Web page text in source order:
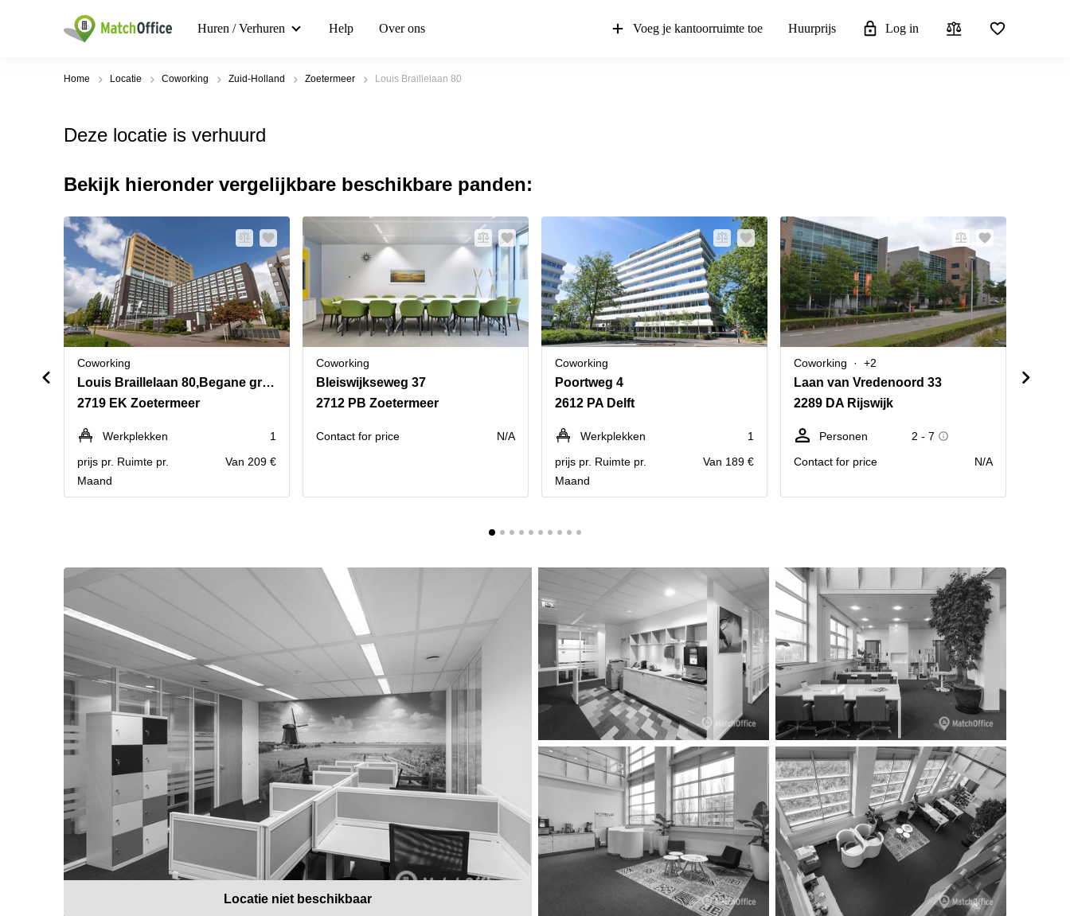
Huren / Verhuren Help Over ons Voeg je kantoorruimte toe Huurprijs Log in
Home Locatie Coworking Zuid-Holland Zoetermeer Louis Braillelaan 80
Deze locatie is verhuurd
Bekijk hieronder vergelijkbare beschikbare panden:
Coworking
Louis Braillelaan 80,Begane grond
2719 EK Zoetermeer
Werkplekken
1
prijs pr. Ruimte pr.
Maand
Van 209 €
Coworking
Bleiswijkseweg 37
2712 PB Zoetermeer
Contact for price N/A
Coworking
Poortweg 4
2612 PA Delft
Werkplekken
1
prijs pr. Ruimte pr.
Maand
Van 189 €
Coworking +2
Laan van Vredenoord 33
2289 DA Rijswijk
Personen
2 - 7
Contact for price
N/A
Locatie niet beschikbaar